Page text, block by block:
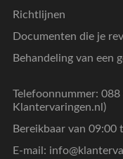
Richtlijnen
Documenten die je
Behandeling van een
Telefoonnummer:
Klantervaringen.nl)
Bereikbaar van 09:00
E-mail: